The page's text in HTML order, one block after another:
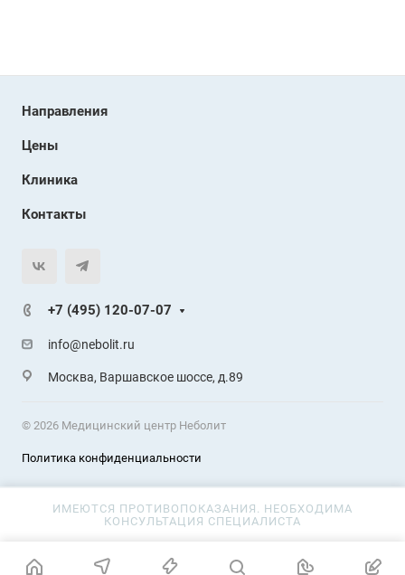
Направления
Цены
Клиника
Контакты
+7 (495) 120-07-07
info@nebolit.ru
Москва, Варшавское шоссе, д.89
© 2026 Медицинский центр Неболит
Политика конфиденциальности
ИМЕЮТСЯ ПРОТИВОПОКАЗАНИЯ. НЕОБХОДИМА
КОНСУЛЬТАЦИЯ СПЕЦИАЛИСТА